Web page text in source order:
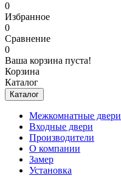
0
Избранное
0
Сравнение
0
Ваша корзина пуста!
Корзина
Каталог
Каталог
Межкомнатные двери
Входные двери
Производители
О компании
Замер
Установка